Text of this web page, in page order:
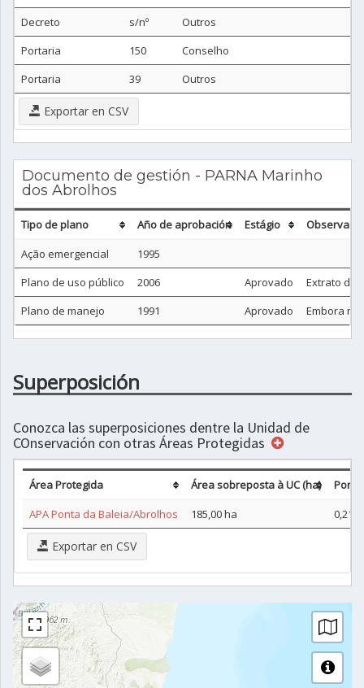
Decreto
s/nº
Outros
Portaria
150
Conselho
Portaria
39 Outros
Exportar en CSV
Documento de gestión - PARNA Marinho
dos Abrolhos
Tipo de plano Año de aprobación Estágio
Ação emergencial
1995
Plano de uso público
2006 Aprovado
Extrato do
Plano de manejo
1991 Aprovado Embora
Superposición
Conozca las superposiciones dentre la Unidad de
COnservación con otras Áreas Protegidas
Área Protegida Área sobreposta à UC (ha)
APA Ponta da Baleia/Abrolhos
185,00 ha 0,21%
Exportar en CSV